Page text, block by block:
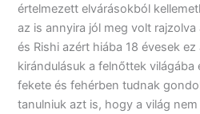
értelmezett elvárásokból
az is annyira jól meg volt
és Rishi azért hiába 18 évesek
kirándulásuk a felnőttek
fekete és fehérben tudnak
tanulniuk azt is, hogy a világ